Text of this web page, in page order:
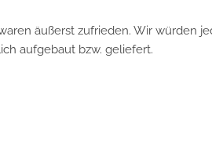
äußerst zufrieden. Wir würden
bzw. geliefert.